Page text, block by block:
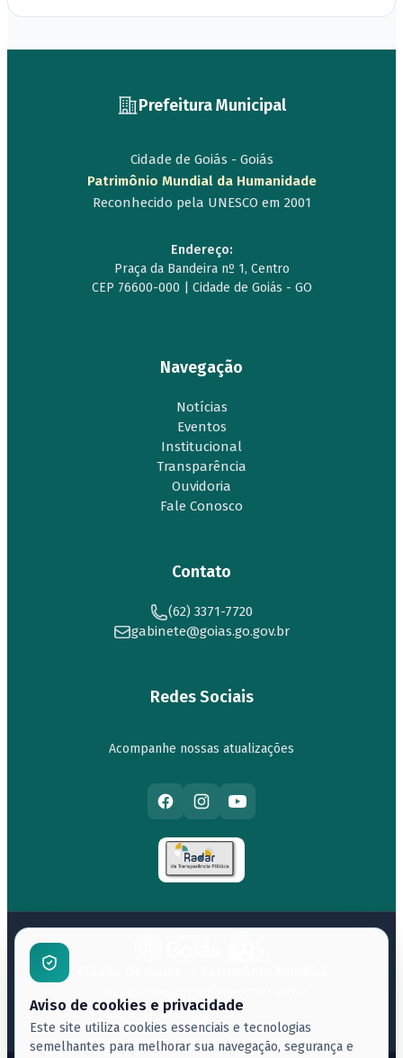
Prefeitura Municipal
Cidade de Goiás - Goiás
Patrimônio Mundial da Humanidade
Reconhecido pela UNESCO em 2001
Endereço:
Praça da Bandeira nº 1, Centro
CEP 76600-000 | Cidade de Goiás - GO
Navegação
Notícias
Eventos
Institucional
Transparência
Ouvidoria
Fale Conosco
Contato
(62) 3371-7720
gabinete@goias.go.gov.br
Redes Sociais
Acompanhe nossas atualizações
Aviso de cookies e privacidade
Este site utiliza cookies essenciais e tecnologias
semelhantes para melhorar sua navegação, segurança e